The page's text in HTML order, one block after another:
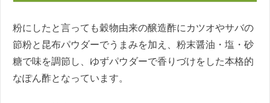
粉にしたと言っても穀物由来の醸造酢にカツオやサバの
節粉と昆布パウダーでうまみを加え、粉末醤油・塩・砂
糖で味を調節し、ゆずパウダーで香りづけをした本格的
なぽん酢となっています。